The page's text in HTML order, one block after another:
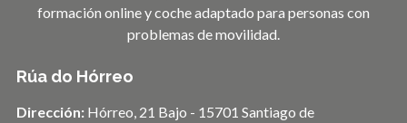
formación online y coche adaptado para personas con
problemas de movilidad.
Rúa do Hórreo
Dirección: Hórreo, 21 Bajo - 15701 Santiago de